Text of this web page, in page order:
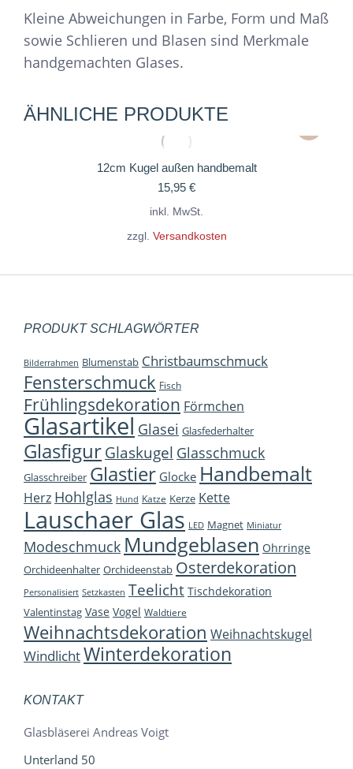
Kleine Abweichungen in Farbe, Form und Maß
sowie Schlieren und Blasen sind Merkmale
handgemachten Glases.
ÄHNLICHE PRODUKTE
12cm Kugel außen handbemalt
15,95 €
inkl. MwSt.
zzgl. Versandkosten
PRODUKT SCHLAGWÖRTER
Bilderrahmen Blumenstab Christbaumschmuck
Fensterschmuck Fisch
Frühlingsdekoration Förmchen
Glasartikel Glasei Glasfederhalter
Glasfigur Glaskugel Glasschmuck
Glasschreiber Glastier Glocke Handbemalt
Herz Hohlglas Hund Katze Kerze Kette
Lauschaer Glas LED Magnet Miniatur
Modeschmuck Mundgeblasen Ohrringe
Orchideenhalter Orchideenstab Osterdekoration
Personalisiert Setzkasten Teelicht Tischdekoration
Valentinstag Vase Vogel Waldtiere
Weihnachtsdekoration Weihnachtskugel
WindlichtWinterdekoration
KONTAKT
Glasbläserei Andreas Voigt
Unterland 50